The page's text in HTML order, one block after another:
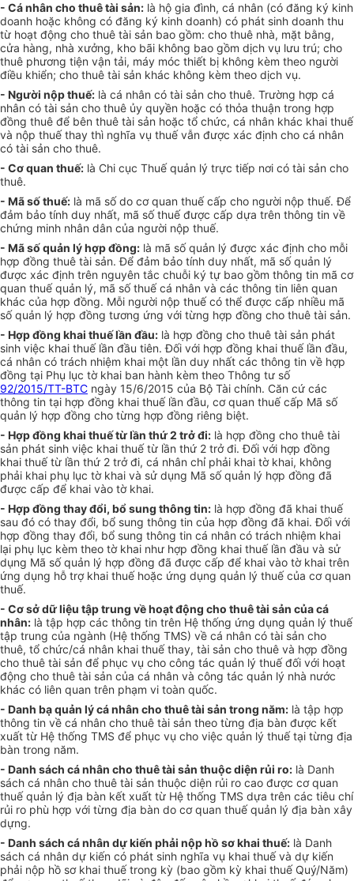
- Cá nhân cho thuê tài sản: là hộ gia đình, cá nhân (có đăng ký kinh
doanh hoặc không có đăng ký kinh doanh) có phát sinh doanh thu
từ hoạt động cho thuê tài sản bao gồm: cho thuê nhà, mặt bằng,
cửa hàng, nhà xưởng, kho bãi không bao gồm dịch vụ lưu trú; cho
thuê phương tiện vận tải, máy móc thiết bị không kèm theo người
điều khiển; cho thuê tài sản khác không kèm theo dịch vụ.
- Người nộp thuế: là cá nhân có tài sản cho thuê. Trường hợp cá
nhân có tài sản cho thuê ủy quyền hoặc có thỏa thuận trong hợp
đồng thuê để bên thuê tài sản hoặc tổ chức, cá nhân khác khai thuế
và nộp thuế thay thì nghĩa vụ thuế vẫn được xác định cho cá nhân
có tài sản cho thuê.
- Cơ quan thuế: là Chi cục Thuế quản lý trực tiếp nơi có tài sản cho
thuê.
- Mã số thuế: là mã số do cơ quan thuế cấp cho người nộp thuế. Để
đảm bảo tính duy nhất, mã số thuế được cấp dựa trên thông tin về
chứng minh nhân dân của người nộp thuế.
- Mãsố quản lý hợp đồng: là mã số quản lý được xác định cho mỗi
hợp đồng thuê tài sản. Để đảm bảo tính duy nhất, mã số quản lý
được xác định trên nguyên tắc chuỗi ký tự bao gồm thông tin mã cơ
quan thuế quản lý, mã số thuế cá nhân và các thông tin liên quan
khác của hợp đồng. Mỗi người nộp thuếcó thể được cấp nhiều mã
số quản lý hợp đồng tương ứng với từng hợp đồng cho thuê tài sản.
- Hợp đồng khai thuế lần đầu: là hợp đồng cho thuê tài sản phát
sinh việc khai thuế lần đầu tiên. Đối với hợp đồng khai thuế lần đầu,
cá nhân có trách nhiệm khai một lần duy nhất các thông tin về hợp
đồng tại Phụ lục tờ khai ban hành kèm theo Thông tư số
92/2015/TT-BTC ngày 15/6/2015 của Bộ Tài chính. Căn cứ các
thông tin tại hợp đồng khai thuế lần đầu, cơ quan thuế cấp Mã số
quản lý hợp đồng cho từng hợp đồng riêng biệt.
- Hợp đồng khai thuế từ lần thứ 2 trở đi: là hợp đồng cho thuê tài
sản phát sinh việc khai thuế từ lần thứ 2 trở đi. Đối với hợp đồng
khai thuế từ lần thứ 2 trở đi, cá nhân chỉ phải khai tờ khai, không
phải khai phụ lục tờ khai và sử dụng Mã số quản lý hợp đồng đã
được cấp để khai vào tờ khai.
- Hợp đồng thay đổi, bổ sung thông tin: là hợp đồng đã khai thuế
sau đó có thay đổi, bổ sung thông tin của hợp đồng đã khai. Đối với
hợp đồng thay đổi, bổ sung thông tin cá nhân có trách nhiệm khai
lại phụ lục kèm theo tờ khai như hợp đồng khai thuế lần đầu và sử
dụng Mã số quản lý hợp đồng đã được cấp để khai vào tờ khai trên
ứng dụng hỗ trợ khai thuế hoặc ứng dụng quản lý thuế của cơ quan
thuế.
- Cơ sở dữ liệu tập trung về hoạt động cho thuê tài sản của cá
nhân: là tập hợp các thông tin trên Hệ thống ứng dụng quản lý thuế
tập trung của ngành (Hệ thống TMS) về cá nhân có tài sản cho
thuê, tổ chức/cá nhân khai thuế thay, tài sản cho thuê và hợp đồng
cho thuê tài sản để phục vụ cho công tác quản lý thuếđối với hoạt
động cho thuê tài sản của cá nhân và công tác quản lý nhà nước
khác có liên quan trên phạm vi toàn quốc.
- Danh bạ quản lý cá nhân cho thuê tài sản trong năm: là tập hợp
thông tin về cá nhân cho thuê tài sản theo từng địa bàn được kết
xuất từ Hệ thống TMS để phục vụ cho việc quản lý thuế tại từng địa
bàn trong năm.
- Danh sách cá nhân cho thuê tài sản thuộc diện rủi ro: là Danh
sách cá nhân cho thuê tài sản thuộc diện rủi ro cao được cơ quan
thuế quản lý địa bàn kết xuất từ Hệ thống TMS dựa trên các tiêu chí
rủi ro phù hợp với từng địa bàn do cơ quan thuế quản lý địa bàn xây
dựng.
- Danh sách cá nhân dự kiến phải nộp hồ sơ khai thuế: là Danh
sách cá nhân dự kiến có phát sinh nghĩa vụ khai thuế và dự kiến
phải nộp hồ sơ khai thuế trong kỳ (bao gồm kỳ khai thuế Quý/Năm)